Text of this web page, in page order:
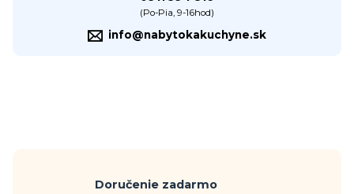
(Po-Pia, 9-16hod)
info@nabytokakuchyne.sk
Doručenie zadarmo